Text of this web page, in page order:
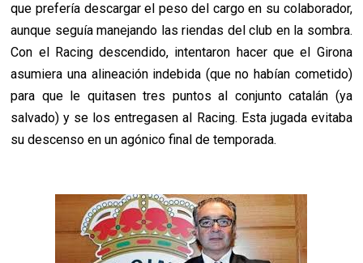
que prefería descargar el peso del cargo en su colaborador,
aunque seguía manejando las riendas del club en la sombra.
Con el Racing descendido, intentaron hacer que el Girona
asumiera una alineación indebida (que no habían cometido)
para que le quitasen tres puntos al conjunto catalán (ya
salvado) y se los entregasen al Racing. Esta jugada evitaba
su descenso en un agónico final de temporada.